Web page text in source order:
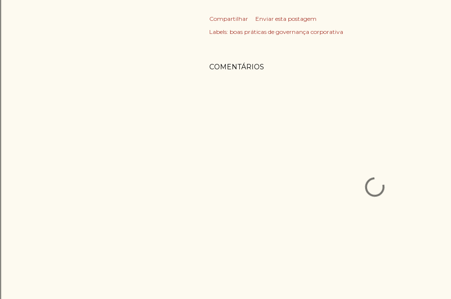
Compartilhar
Enviar esta postagem
Labels: boas práticas de governança corporativa
COMENTÁRIOS